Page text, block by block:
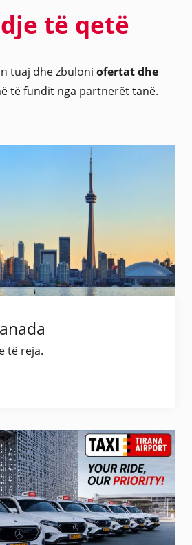
të qetë
tuaj dhe zbuloni ofertat dhe
të fundit nga partnerët tanë.
të reja.